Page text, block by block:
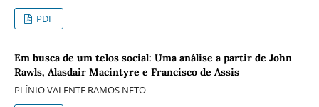
PDF
Em busca de um telos social: Uma análise a partir de John
Rawls, Alasdair Macintyre e Francisco de Assis
PLÍNIO VALENTE RAMOS NETO